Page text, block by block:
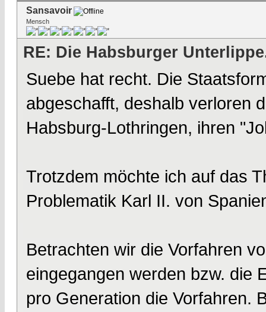
Sansavoir
Mensch
RE: Die Habsburger
Suebe hat recht. Die
abgeschafft, deshalb verloren
Habsburg-Lothringen, ihren
Trotzdem möchte ich auf das
Problematik Karl II. von
Betrachten wir die Vorfahren
eingegangen werden bzw. die
pro Generation die Vorfahren.